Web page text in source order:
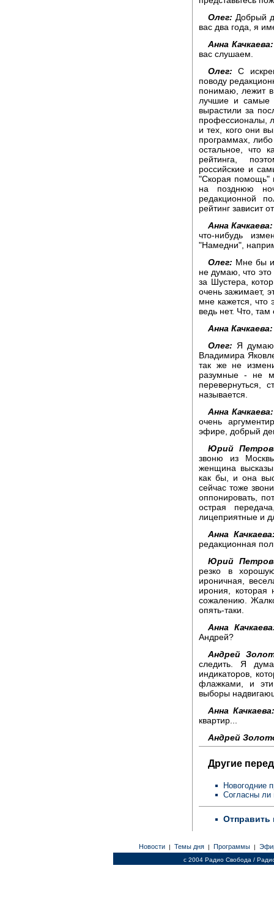
Олег: Добрый
вас два года, я
Анна Качкаева:
вас слушаем.
Олег: С
поводу
понимаю, лежит
лучшие и самые
вырастили за
профессионалы,
и тех, кого они
программах,
остальное, что
рейтинга,
российские и
"Скорая помощь"
на позднюю
редакционной
рейтинг зависит
Анна Качкаева:
что-нибудь
"Намедни",
Олег: Мне бы
не думаю, что
за Шустера,
очень зажимает,
мне кажется, что
ведь нет. Что, там
Анна Качкаева:
Олег: Я
Владимира
так же не
разумные - не
перевернуться,
называется.
Анна Качкаева:
очень
эфире, добрый
Юрий
звоню из
женщина
как бы, и она
сейчас тоже
оппонировать,
острая
лицеприятные и
Анна
редакционная
Юрий
резко в
ироничная,
ирония,
сожалению.
опять-таки.
Анна
Андрей?
Андрей
следить. Я
индикаторов,
флажками, и
выборы
Анна Качкаева:
квартир...
Андрей
Другие
Новогодние
Согласны ли
Отправить
Новости | Темы дня | Программы |
c 2004 Радио Свобода /